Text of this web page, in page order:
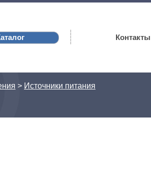
Контакты
> Источники питания